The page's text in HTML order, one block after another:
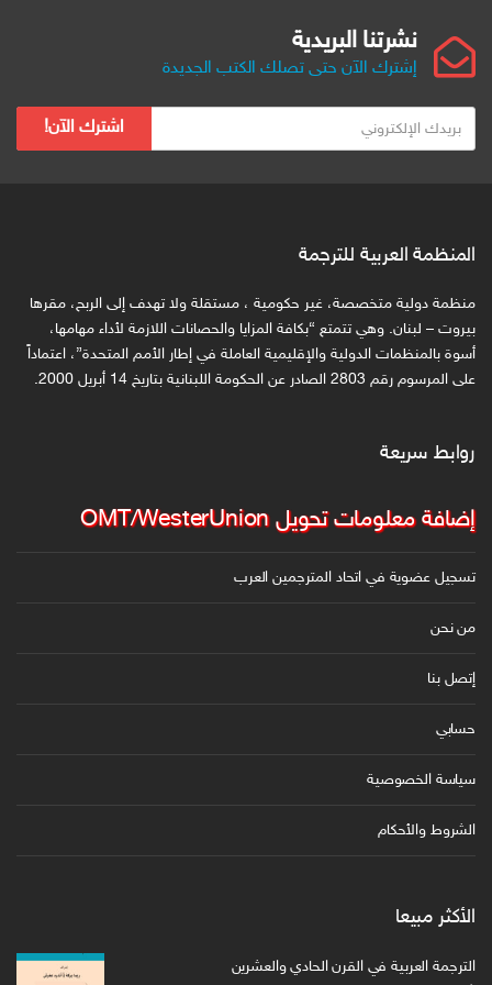
نشرتنا البريدية
إشترك الآن حتى تصلك الكتب الجديدة
ر
ا
ا
ل
ك
ت
ن
اشترك الآن!
المنظمة العربية للترجمة
منظمة دولية متخصصة، غير حكومية ، مستقلة ولا تهدف إلى الربح، مقرها
بيروت – لبنان. وهي تتمتع “بكافة المزايا والحصانات اللازمة لأداء مهامها،
أسوة بالمنظمات الدولية والإقليمية العاملة في إطار الأمم المتحدة”، اعتماداً
على المرسوم رقم 2803 الصادر عن الحكومة اللبنانية بتاريخ 14 أبريل 2000.
روابط سريعة
إضافة معلومات تحويل OMT/WesterUnion
تسجيل عضوية في اتحاد المترجمين العرب
من نحن
إتصل بنا
حسابي
سياسة الخصوصية
الشروط والأحكام
الأكثر مبيعا
الترجمة العربية في القرن الحادي والعشرين